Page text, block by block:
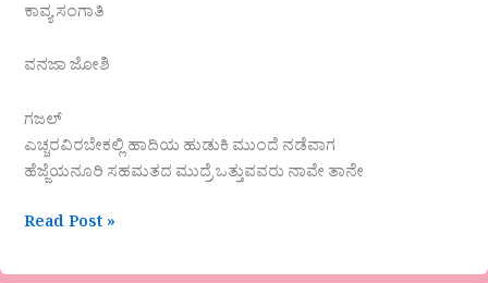
ಕಾವ್ಯ ಸಂಗಾತಿ
ವನಜಾ ಜೋಶಿ
ಗಜಲ್
ಎಚ್ಚರವಿರಬೇಕಲ್ಲಿ ಹಾದಿಯ ಹುಡುಕಿ ಮುಂದೆ ನಡೆವಾಗ
ಹೆಜ್ಜೆಯನೂರಿ ಸಹಮತದ ಮುದ್ರೆ ಒತ್ತುವವರು ನಾವೇ ತಾನೇ
Read Post »